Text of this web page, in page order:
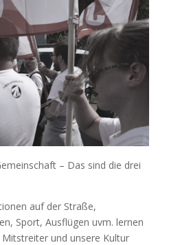
– Das sind die drei
auf der Straße,
Sport, Ausflügen uvm. lernen
und unsere Kultur